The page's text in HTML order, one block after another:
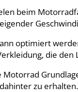
beim
optimiert
die
Motorrad
zu erhalten.